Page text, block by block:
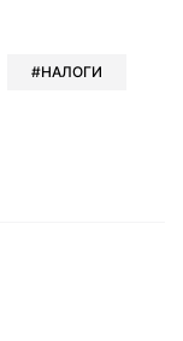
в Whatsapp
в Messenger
в LinkedIn
НАЛОГИ
news
в Viber
в LinkedIn